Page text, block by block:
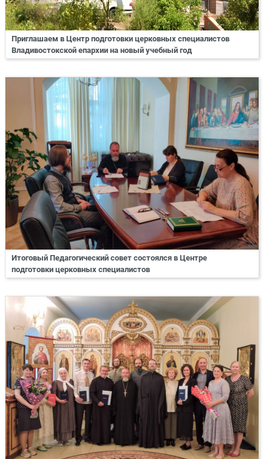
Приглашаем в Центр подготовки церковных специалистов
Владивостокской епархии на новый учебный год
Итоговый Педагогический совет состоялся в Центре
подготовки церковных специалистов